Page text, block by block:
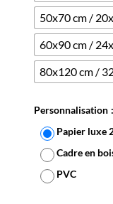
50x70 cm /
60x90 cm /
80x120 cm /
Personnalisation
Papier luxe
Cadre en
PVC